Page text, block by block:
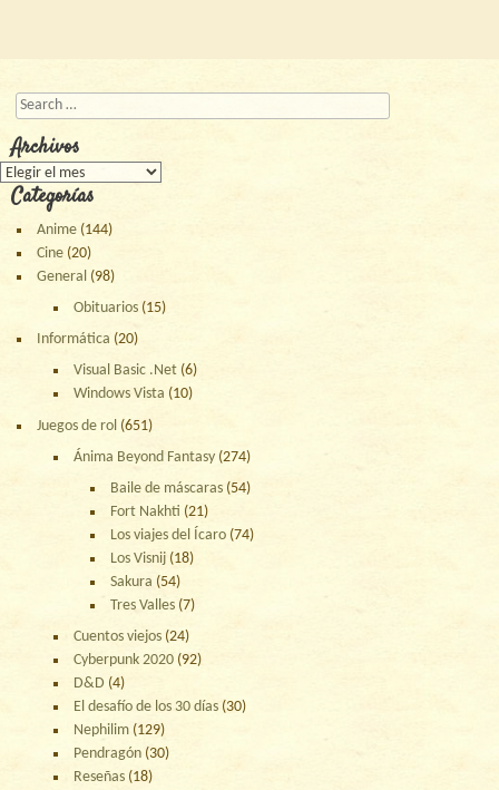
Buscar
Archivos
Archivos
Categorías
Anime (144)
Cine (20)
General (98)
Obituarios (15)
Informática (20)
Visual Basic .Net (6)
Windows Vista (10)
Juegos de rol (651)
Ánima Beyond Fantasy (274)
Baile de máscaras (54)
Fort Nakhti (21)
Los viajes del Ícaro (74)
Los Visnij (18)
Sakura (54)
Tres Valles (7)
Cuentos viejos (24)
Cyberpunk 2020 (92)
D&D (4)
El desafío de los 30 días (30)
Nephilim (129)
Pendragón (30)
Reseñas (18)